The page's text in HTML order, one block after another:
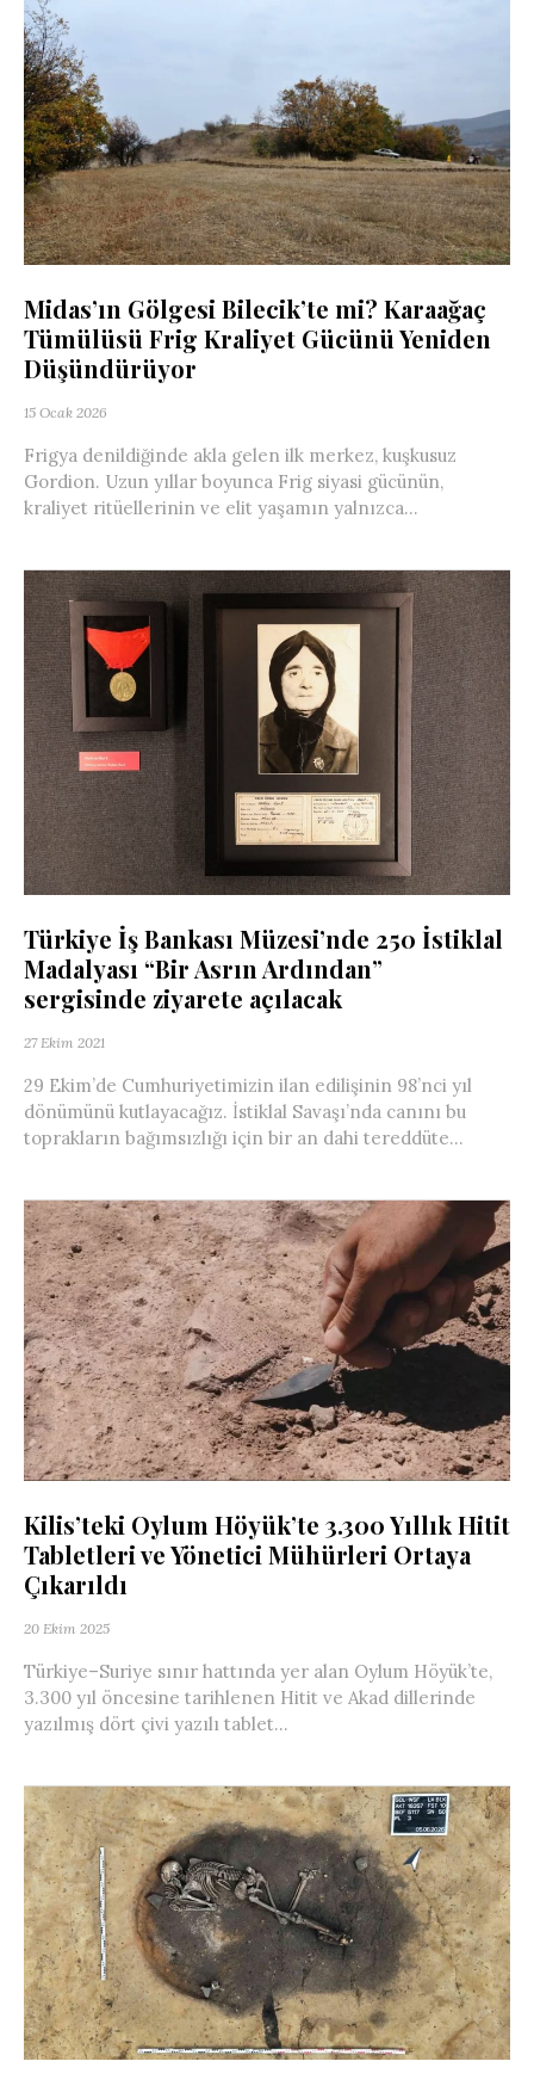
Midas’ın Gölgesi Bilecik’te mi? Karaağaç
Tümülüsü Frig Kraliyet Gücünü Yeniden
Düşündürüyor
15 Ocak 2026
Frigya denildiğinde akla gelen ilk merkez, kuşkusuz
Gordion. Uzun yıllar boyunca Frig siyasi gücünün,
kraliyet ritüellerinin ve elit yaşamın yalnızca...
Türkiye İş Bankası Müzesi’nde 250 İstiklal
Madalyası “Bir Asrın Ardından”
sergisinde ziyarete açılacak
27 Ekim 2021
29 Ekim’de Cumhuriyetimizin ilan edilişinin 98’nci yıl
dönümünü kutlayacağız. İstiklal Savaşı’nda canını bu
toprakların bağımsızlığı için bir an dahi tereddüte...
Kilis’teki Oylum Höyük’te 3.300 Yıllık Hitit
Tabletleri ve Yönetici Mühürleri Ortaya
Çıkarıldı
20 Ekim 2025
Türkiye–Suriye sınır hattında yer alan Oylum Höyük’te,
3.300 yıl öncesine tarihlenen Hitit ve Akad dillerinde
yazılmış dört çivi yazılı tablet...